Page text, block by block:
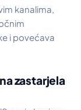
kanalima,
i povećava
zastarjela